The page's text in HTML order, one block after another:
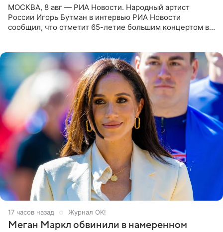
МОСКВА, 8 авг — РИА Новости. Народный артист
России Игорь Бутман в интервью РИА Новости
сообщил, что отметит 65-летие большим концертом в
17 часов назад Журнал OK!
Меган Маркл обвинили в намеренном